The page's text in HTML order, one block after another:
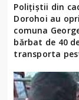
Polițiștii din
Dorohoi au
comuna
bărbat de 40
transporta